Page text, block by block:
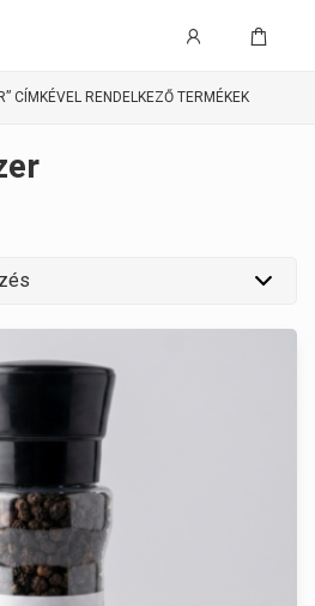
CÍMKÉVEL RENDELKEZŐ TERMÉKEK